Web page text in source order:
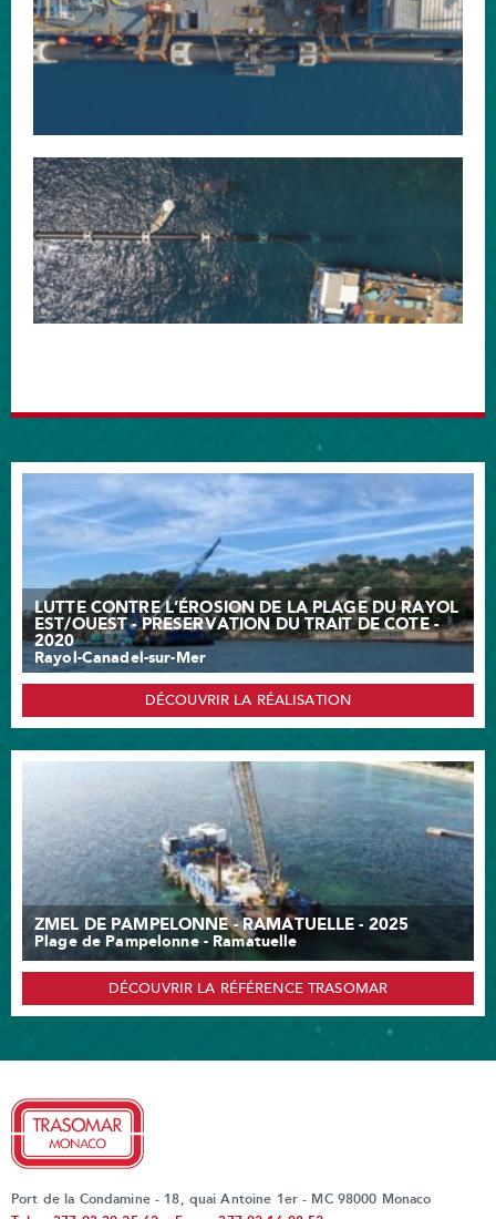
LUTTE CONTRE L’ÉROSION DE LA PLAGE DU RAYOL
EST/OUEST - PRESERVATION DU TRAIT DE COTE -
2020
Rayol-Canadel-sur-Mer
DÉCOUVRIR LA RÉALISATION
ZMEL DE PAMPELONNE - RAMATUELLE - 2025
Plage de Pampelonne - Ramatuelle
DÉCOUVRIR LA RÉFÉRENCE TRASOMAR
Port de la Condamine - 18, quai Antoine 1er - MC 98000 Monaco